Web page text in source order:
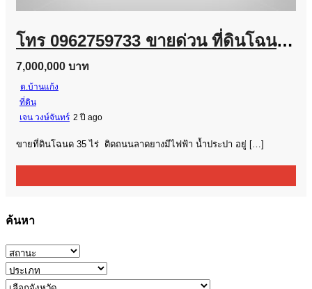
โทร 0962759733 ขายด่วน ที่ดินโฉนด 35 ไร่ ไร่ละ 200,000
7,000,000 บาท
ต.บ้านแก้ง
ที่ดิน
เจน วงษ์จันทร์ 2 ปี ago
ขายที่ดินโฉนด 35 ไร่ ติดถนนลาดยางมีไฟฟ้า น้ำประปา อยู่ […]
ค้นหา